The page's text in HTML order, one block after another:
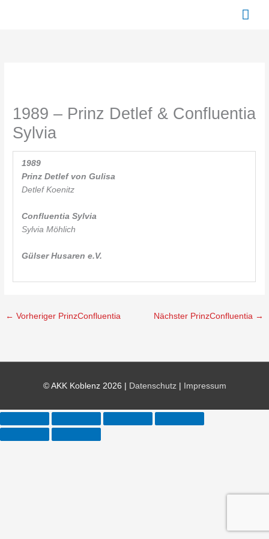
1989 – Prinz Detlef & Confluentia
Sylvia
1989
Prinz Detlef von Gulisa
Detlef Koenitz
Confluentia Sylvia
Sylvia Möhlich
Gülser Husaren e.V.
← Vorheriger PrinzConfluentia Nächster PrinzConfluentia →
© AKK Koblenz 2026 | Datenschutz| Impressum